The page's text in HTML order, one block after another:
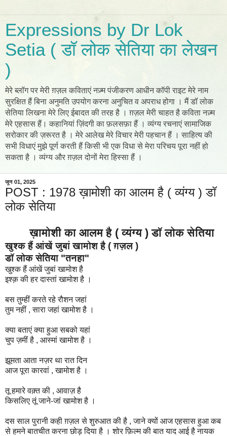
Expressions by Dr Lok
Setia ( डॉ लोक सेतिया का लेखन
)
मेरे ब्लॉग पर मेरी ग़ज़ल कविताएं नज़्म पंजीकरण आधीन कॉपी राइट मेरे नाम
सुरक्षित हैं बिना अनुमति उपयोग करना अनुचित व अपराध होगा । मैं डॉ लोक
सेतिया लिखना मेरे लिए ईबादत की तरह है । ग़ज़ल मेरी चाहत है कविता नज़्म
मेरे एहसास हैं। कहानियां ज़िंदगी का फ़लसफ़ा हैं । व्यंग्य रचनाएं सामाजिक
सरोकार की ज़रूरत है । मेरे आलेख मेरे विचार मेरी पहचान हैं । साहित्य की
सभी विधाएं मुझे पूर्ण करती हैं किसी भी एक विधा से मेरा परिचय पूरा नहीं हो
सकता है । व्यंग्य और ग़ज़ल दोनों मेरा हिस्सा हैं ।
जून 01, 2025
POST : 1978 ख़ामोशी का आलम है ( व्यंग्य ) डॉ
लोक सेतिया
ख़ामोशी का आलम है ( व्यंग्य ) डॉ लोक सेतिया
खुश्क हैं आंखें जुबां खामोश है ( ग़ज़ल )
डॉ लोक सेतिया "तनहा"
खुश्क हैं आंखें जुबां खामोश है
इश्क़ की हर दास्तां खामोश है ।
बस तुम्हीं करते रहे रौशन जहां
तुम नहीं , सारा जहां खामोश है ।
क्या बताएं क्या हुआ सबको यहां
चुप ज़मीं है , आस्मां खामोश है ।
झूमता आता नज़र था रात दिन
आज पूरा कारवां , खामोश है ।
तू हमारे वक़्त की , आवाज़ है
किसलिए तूं जाने-जां खामोश है ।
दस साल पुरानी कही ग़ज़ल से शुरुआत की है , जाने क्यों आज एहसास हुआ कब
से हमने बातचीत करना छोड़ दिया है । शोर फ़िल्म की बात याद आई है नायक